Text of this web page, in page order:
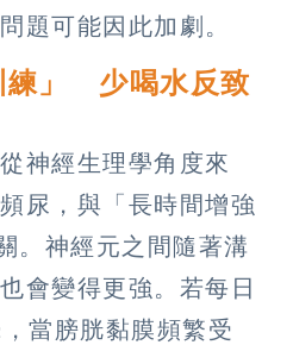
題可能因此加劇。
練」 少喝水反致
神經生理學角度來
尿，與「長時間增強
。神經元之間隨著溝
會變得更強。若每日
當膀胱黏膜頻繁受